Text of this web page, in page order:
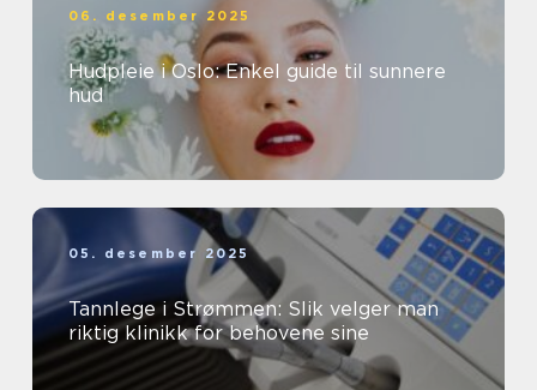
06. desember 2025
Hudpleie i Oslo: Enkel guide til sunnere
hud
05. desember 2025
Tannlege i Strømmen: Slik velger man
riktig klinikk for behovene sine